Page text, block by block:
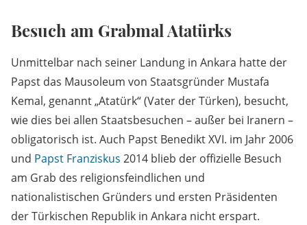
Besuch am Grabmal Atatürks
Unmittelbar nach seiner Landung in Ankara hatte der
Papst das Mausoleum von Staatsgründer Mustafa
Kemal, genannt „Atatürk“ (Vater der Türken), besucht,
wie dies bei allen Staatsbesuchen – außer bei Iranern –
obligatorisch ist. Auch Papst Benedikt XVI. im Jahr 2006
und Papst Franziskus 2014 blieb der offizielle Besuch
am Grab des religionsfeindlichen und
nationalistischen Gründers und ersten Präsidenten
der Türkischen Republik in Ankara nicht erspart.